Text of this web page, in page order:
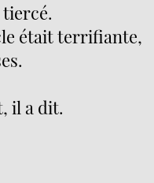
tiercé.
était terrifiante,
il a dit.